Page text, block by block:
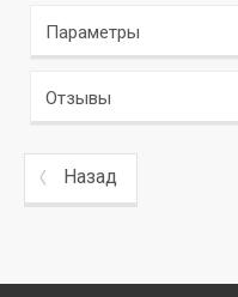
Параметры
Отзывы
Назад